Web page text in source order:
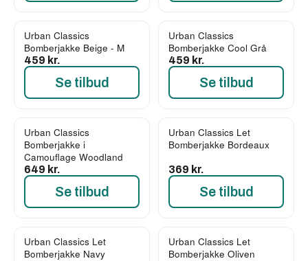
Urban Classics
Bomberjakke Beige - M
459 kr.
Se tilbud
Urban Classics
Bomberjakke Cool Grå
459 kr.
Se tilbud
Urban Classics
Bomberjakke i
Camouflage Woodland
649 kr.
Se tilbud
Urban Classics Let
Bomberjakke Bordeaux
369 kr.
Se tilbud
Urban Classics Let
Bomberjakke Navy
Urban Classics Let
Bomberjakke Oliven